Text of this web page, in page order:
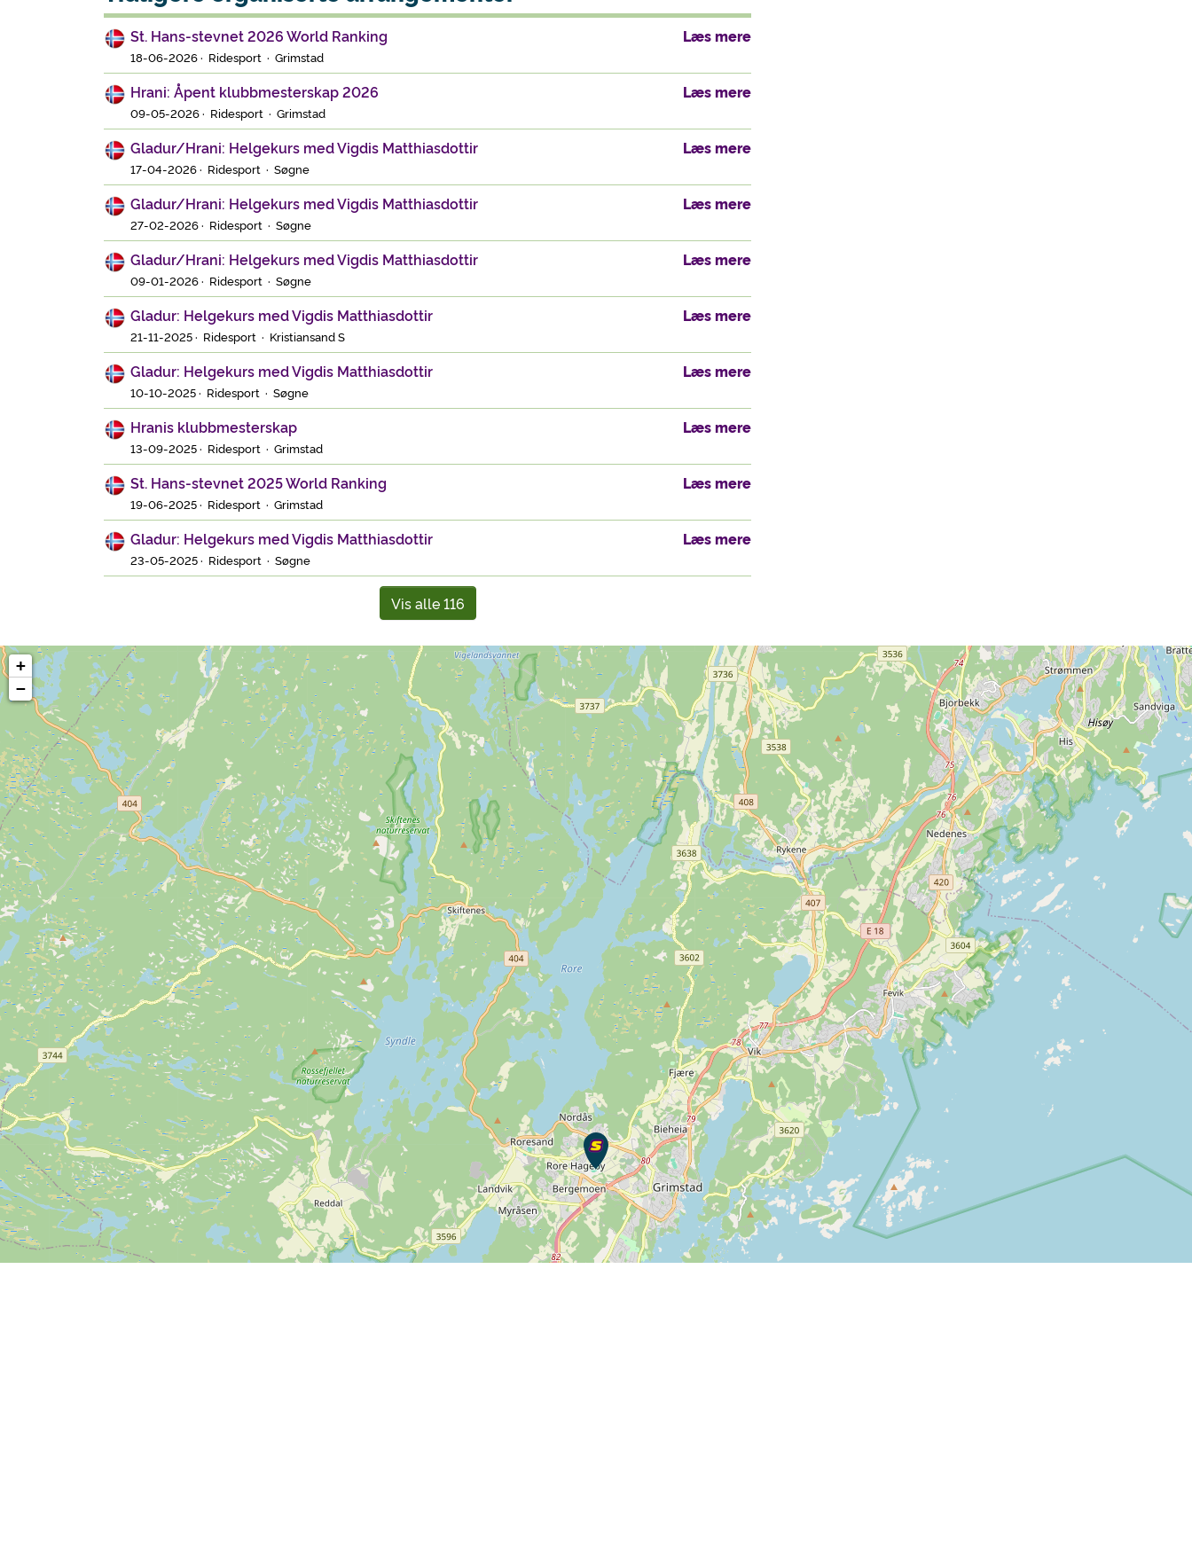
St. Hans-stevnet 2026 World Ranking
18-06-2026 · Ridesport · Grimstad
Læs mere
Hrani: Åpent klubbmesterskap 2026
09-05-2026 · Ridesport · Grimstad
Læs mere
Gladur/Hrani: Helgekurs med Vigdis Matthiasdottir
17-04-2026 · Ridesport · Søgne
Læs mere
Gladur/Hrani: Helgekurs med Vigdis Matthiasdottir
27-02-2026 · Ridesport · Søgne
Læs mere
Gladur/Hrani: Helgekurs med Vigdis Matthiasdottir
09-01-2026 · Ridesport · Søgne
Læs mere
Gladur: Helgekurs med Vigdis Matthiasdottir
21-11-2025 · Ridesport · Kristiansand S
Læs mere
Gladur: Helgekurs med Vigdis Matthiasdottir
10-10-2025 · Ridesport · Søgne
Læs mere
Hranis klubbmesterskap
13-09-2025 · Ridesport · Grimstad
Læs mere
St. Hans-stevnet 2025 World Ranking
19-06-2025 · Ridesport · Grimstad
Læs mere
Gladur: Helgekurs med Vigdis Matthiasdottir
23-05-2025 · Ridesport · Søgne
Læs mere
Vis alle 116
+
−